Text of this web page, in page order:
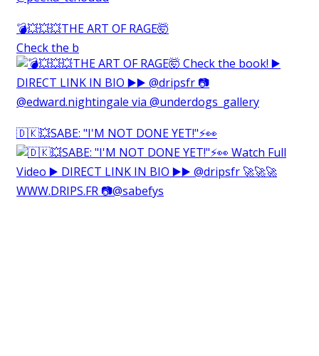
💣💥💥💥THE ART OF RAGE🤯⁠
Check the b
🇩🇰💥SABE: "I'M NOT DONE YET!"⚡️👀⁠